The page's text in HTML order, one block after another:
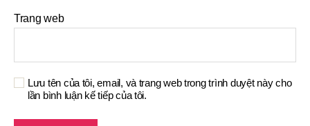
Trang web
Lưu tên của tôi, email, và trang web trong trình duyệt này cho
lần bình luận kế tiếp của tôi.